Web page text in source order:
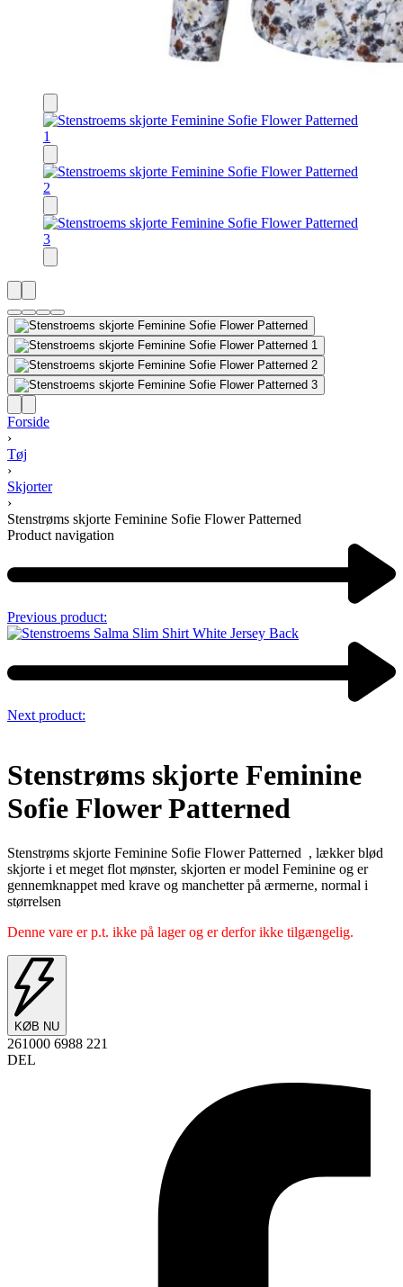
Forside
›
Tøj
›
Skjorter
›
Stenstrøms skjorte Feminine Sofie Flower Patterned
Product navigation
Previous product:
Next product:
Stenstrøms skjorte Feminine
Sofie Flower Patterned
Stenstrøms skjorte Feminine Sofie Flower Patterned , lækker blød
skjorte i et meget flot mønster, skjorten er model Feminine og er
gennemknappet med krave og manchetter på ærmerne, normal i
størrelsen
Denne vare er p.t. ikke på lager og er derfor ikke tilgængelig.
KØB NU
261000 6988 221
DEL